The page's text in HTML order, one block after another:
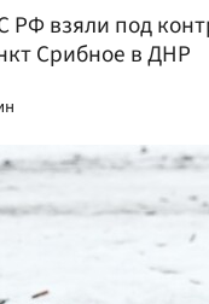
взяли под
Срибное в ДНР